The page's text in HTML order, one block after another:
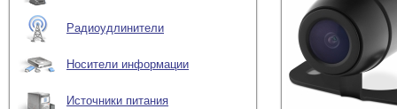
Радиоудлинители
Носители информации
Источники питания